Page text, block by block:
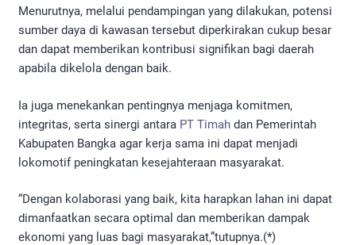
Menurutnya, melalui pendampingan yang dilakukan, potensi
sumber daya di kawasan tersebut diperkirakan cukup besar
dan dapat memberikan kontribusi signifikan bagi daerah
apabila dikelola dengan baik.
Ia juga menekankan pentingnya menjaga komitmen,
integritas, serta sinergi antara PT Timah dan Pemerintah
Kabupaten Bangka agar kerja sama ini dapat menjadi
lokomotif peningkatan kesejahteraan masyarakat.
“Dengan kolaborasi yang baik, kita harapkan lahan ini dapat
dimanfaatkan secara optimal dan memberikan dampak
ekonomi yang luas bagi masyarakat,”tutupnya.(*)